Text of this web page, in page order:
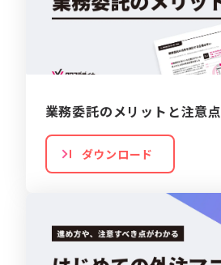
業務委託のメリットと注意点
ダウンロード